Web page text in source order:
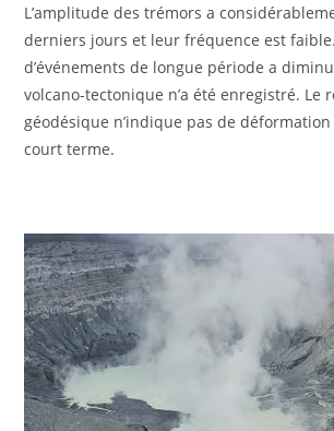
L’amplitude des trémors a
derniers jours et leur fréquence est
d’événements de longue période a
volcano-tectonique n’a été enregistré. Le
géodésique n’indique pas de
court terme.